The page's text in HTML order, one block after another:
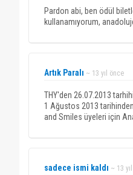
Pardon abi, ben ödül
kullanamıyorum,
Artık Paralı ~ 13 yıl önce
THY'den 26.07.2013
1 Ağustos 2013
and Smiles üyeleri için
sadece ismi kaldı ~ 13